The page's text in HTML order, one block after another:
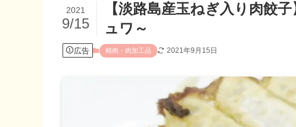
【淡路島産玉ねぎ入り肉餃
ュワ～
2021
9/15
広告 精肉・肉加工品 2021年9月15日